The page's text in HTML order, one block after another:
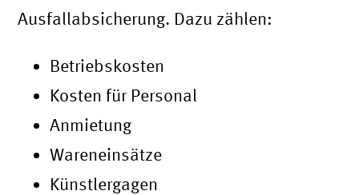
Ausfallabsicherung. Dazu zählen:
Betriebskosten
Kosten für Personal
Anmietung
Wareneinsätze
Künstlergagen